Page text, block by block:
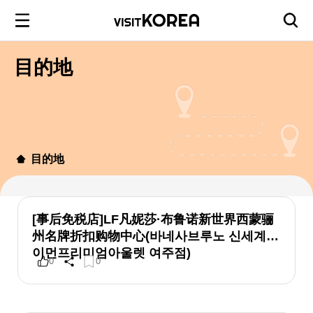
目的地
目的地
[事后免税店]LF凡妮莎·布鲁诺新世界西蒙骊
州名牌折扣购物中心(바네사브루노 신세계사
이먼프리미엄아울렛 여주점)
0 0